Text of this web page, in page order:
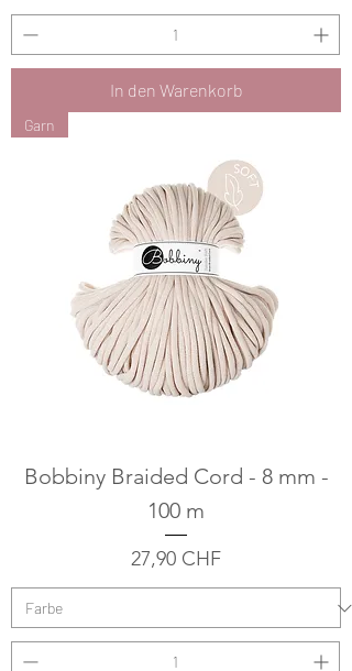
In den Warenkorb
Garn
Bobbiny Braided Cord - 8 mm -
100 m
Preis
27,90 CHF